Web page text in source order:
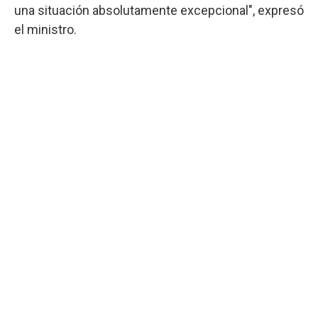
una situación absolutamente excepcional", expresó
el ministro.